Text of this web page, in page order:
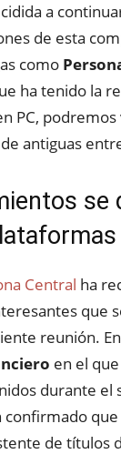
a
de esta
como
ha tenido la
PC,
antiguas
se
Central ha
que
reunión.
en el
durante el
confirmado
de títulos